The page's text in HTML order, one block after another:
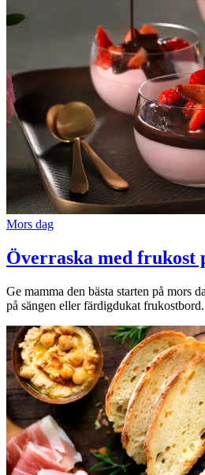
Sök
Praktisk information
Lediga jobb
Magasin
Presentkort
Min Shopping-app
Mors dag
Överraska med frukost
Ge mamma den bästa starten på mors
på sängen eller färdigdukat